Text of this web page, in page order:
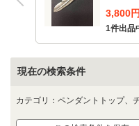
ル ペン
cm 鷲
カンイ
3,800
1件出品
現在の検索条件
カテゴリ：ペンダントトップ、